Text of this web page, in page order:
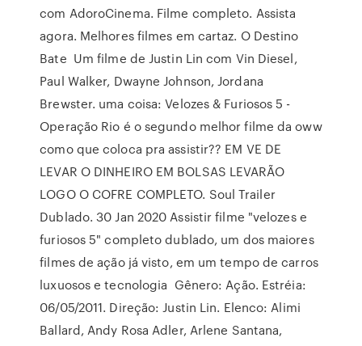
com AdoroCinema. Filme completo. Assista
agora. Melhores filmes em cartaz. O Destino
Bate Um filme de Justin Lin com Vin Diesel,
Paul Walker, Dwayne Johnson, Jordana
Brewster. uma coisa: Velozes & Furiosos 5 -
Operação Rio é o segundo melhor filme da oww
como que coloca pra assistir?? EM VE DE
LEVAR O DINHEIRO EM BOLSAS LEVARÃO
LOGO O COFRE COMPLETO. Soul Trailer
Dublado. 30 Jan 2020 Assistir filme "velozes e
furiosos 5" completo dublado, um dos maiores
filmes de ação já visto, em um tempo de carros
luxuosos e tecnologia Gênero: Ação. Estréia:
06/05/2011. Direção: Justin Lin. Elenco: Alimi
Ballard, Andy Rosa Adler, Arlene Santana,